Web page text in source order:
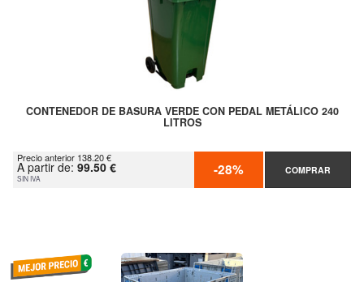
CONTENEDOR DE BASURA VERDE CON PEDAL METÁLICO 240
LITROS
Precio anterior 138.20 €
A partir de: 99.50 €
SIN IVA -28% COMPRAR